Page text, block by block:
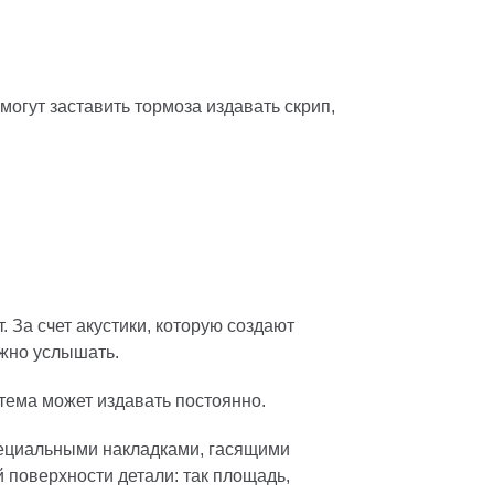
заставить тормоза издавать скрип,
счет акустики, которую создают
услышать.
может издавать постоянно.
накладками, гасящими
детали: так площадь,